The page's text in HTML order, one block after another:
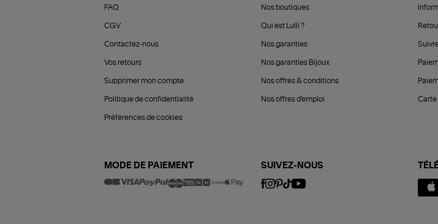
FAQ
CGV
Contactez-nous
Vos retours
Supprimer mon compte
Politique de confidentialité
Préférences de cookies
Nos boutiques
Qui est Lulli ?
Nos garanties
Nos garanties Bijoux
Nos offres & conditions
Nos offres d'emploi Carte
MODE DE PAIEMENT SUIVEZ-NOUS